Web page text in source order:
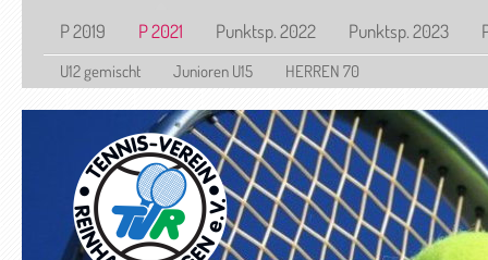
P 2019
P 2021 Punktsp. 2022 Punktsp. 2023
U12 gemischt Junioren U15 HERREN 70